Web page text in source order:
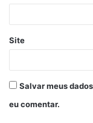
*
Site
Salvar meus
eu comentar.